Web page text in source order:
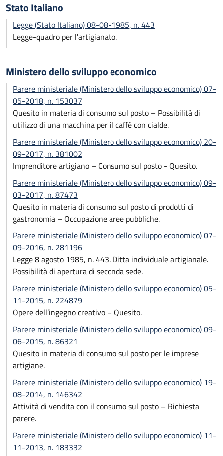
Stato Italiano
Legge (Stato Italiano) 08-08-1985, n. 443
Legge-quadro per l'artigianato.
Ministero dello sviluppo economico
Parere ministeriale (Ministero dello sviluppo economico) 07-
05-2018, n. 153037
Quesito in materia di consumo sul posto – Possibilità di
utilizzo di una macchina per il caffè con cialde.
Parere ministeriale (Ministero dello sviluppo economico) 20-
09-2017, n. 381002
Imprenditore artigiano – Consumo sul posto - Quesito.
Parere ministeriale (Ministero dello sviluppo economico) 09-
03-2017, n. 87473
Quesito in materia di consumo sul posto di prodotti di
gastronomia – Occupazione aree pubbliche.
Parere ministeriale (Ministero dello sviluppo economico) 07-
09-2016, n. 281196
Legge 8 agosto 1985, n. 443. Ditta individuale artigianale.
Possibilità di apertura di seconda sede.
Parere ministeriale (Ministero dello sviluppo economico) 05-
11-2015, n. 224879
Opere dell’ingegno creativo – Quesito.
Parere ministeriale (Ministero dello sviluppo economico) 09-
06-2015, n. 86321
Quesito in materia di consumo sul posto per le imprese
artigiane.
Parere ministeriale (Ministero dello sviluppo economico) 19-
08-2014, n. 146342
Attività di vendita con il consumo sul posto – Richiesta
parere.
Parere ministeriale (Ministero dello sviluppo economico) 11-
11-2013, n. 183332